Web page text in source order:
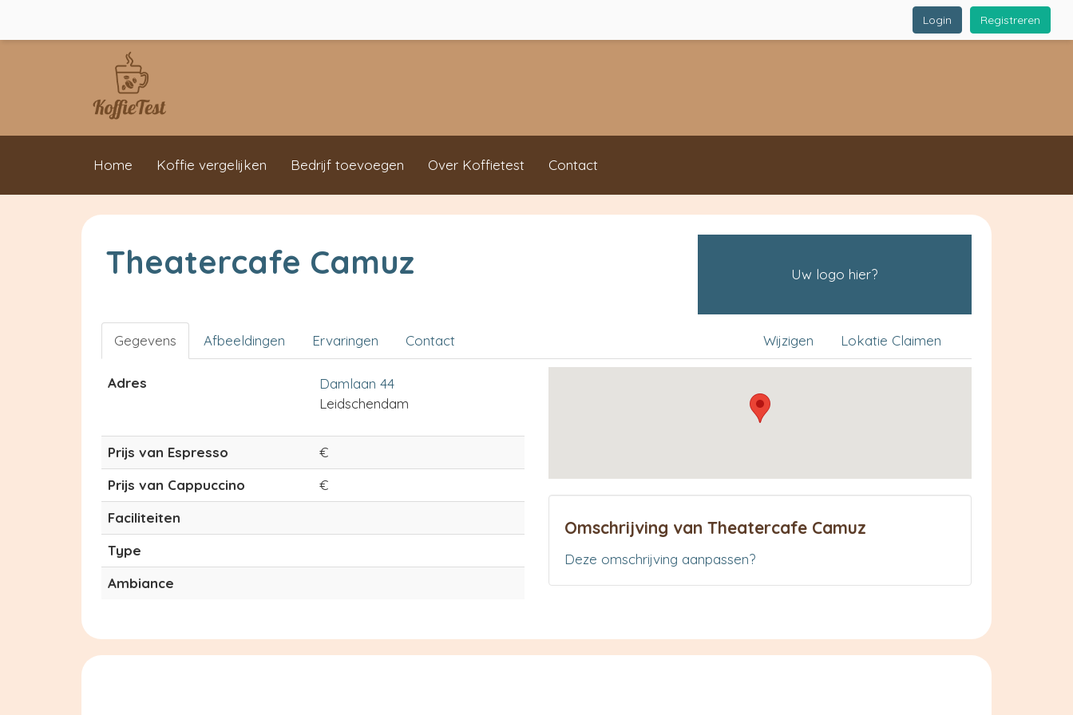
Registreren
Login
Home Koffie vergelijken Bedrijf toevoegen Over Koffietest Contact
Theatercafe Camuz Uw logo hier?
Gegevens Afbeeldingen Ervaringen Contact Lokatie Claimen
Wijzigen
Adres
Damlaan 44
Leidschendam
Prijs van Espresso
€
Prijs van Cappuccino
€
Faciliteiten
Type
Ambiance
Omschrijving van Theatercafe Camuz
Deze omschrijving aanpassen?